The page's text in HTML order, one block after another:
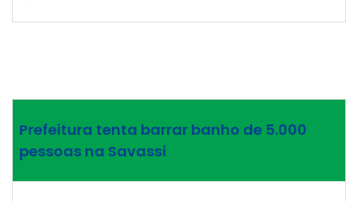
Prefeitura tenta barrar banho de 5.000
pessoas na Savassi